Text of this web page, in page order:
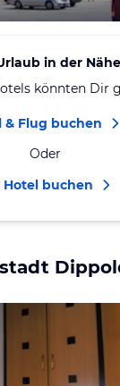
in der
könnten Dir
& Flug buchen
Oder
Hotel buchen